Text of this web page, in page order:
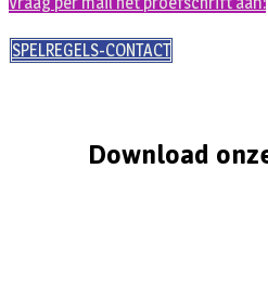
SPELREGELS-CONTACT
Download